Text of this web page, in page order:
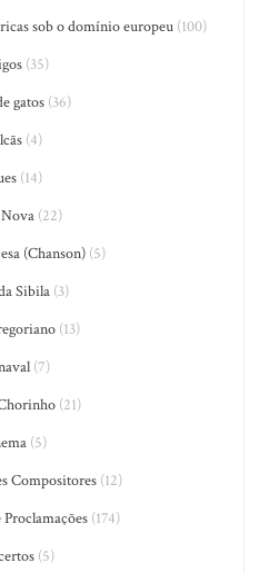
sob o domínio europeu(100)
(35)
gatos (36)
(4)
(14)
(22)
(Chanson)(5)
Sibila(3)
(13)
(7)
(21)
(5)
Compositores(12)
(174)
(5)